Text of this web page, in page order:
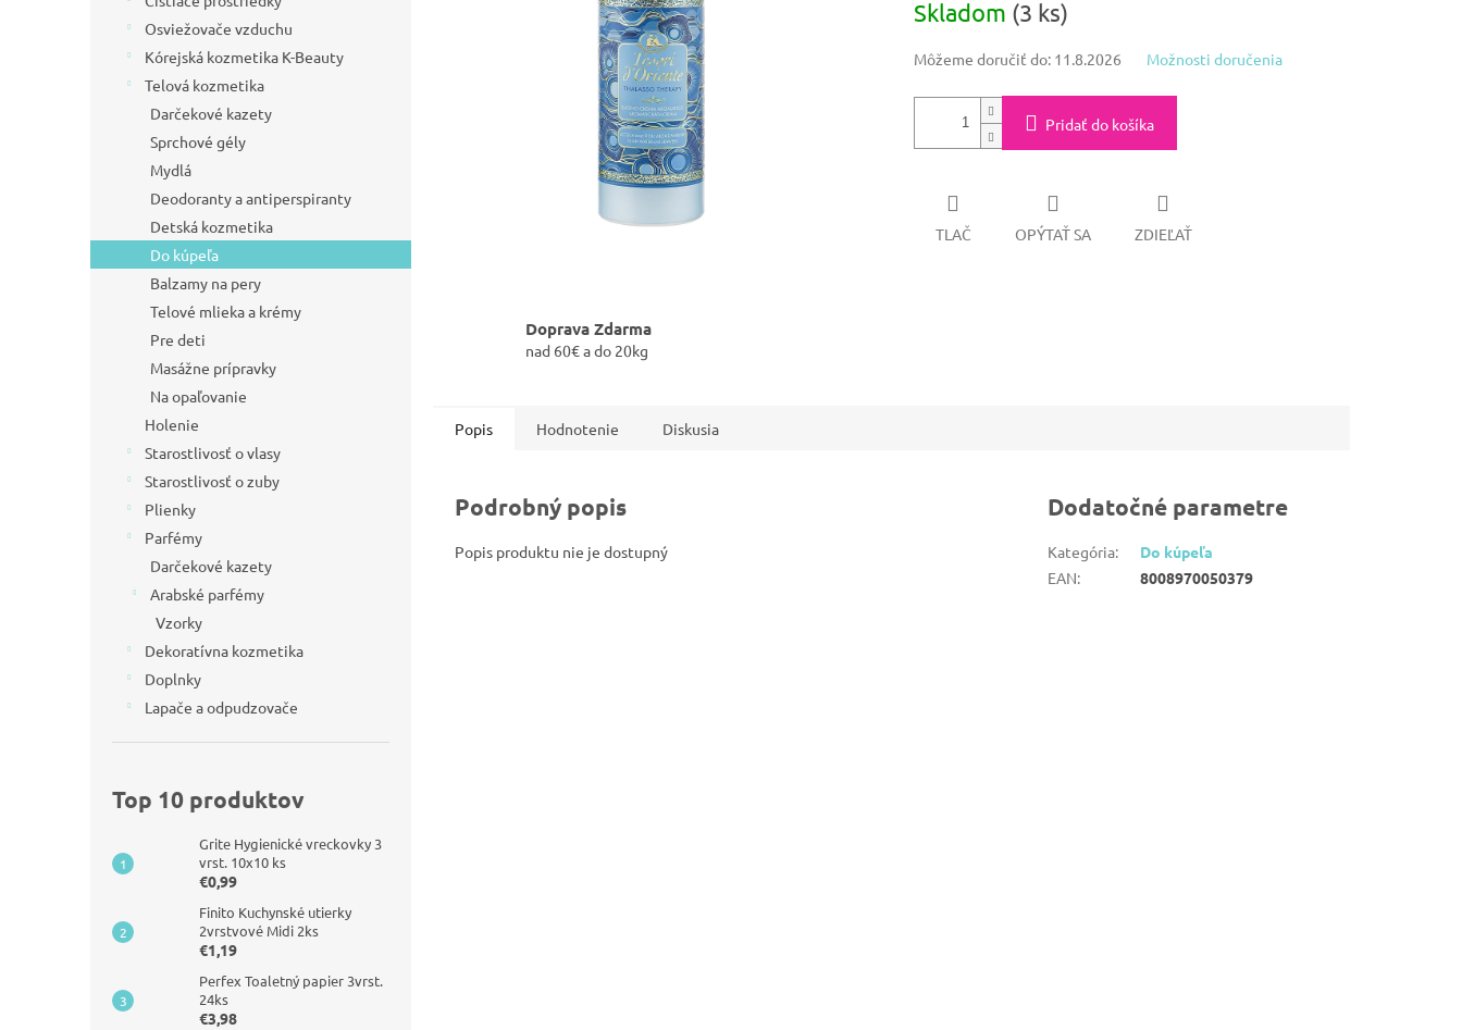
Osviežovače vzduchu
Kórejská kozmetika K-Beauty
Telová kozmetika
Darčekové kazety
Sprchové gély
Mydlá
Deodoranty a antiperspiranty
Detská kozmetika
Do kúpeľa
Balzamy na pery
Telové mlieka a krémy
Pre deti
Masážne prípravky
Na opaľovanie
Holenie
Starostlivosť o vlasy
Starostlivosť o zuby
Plienky
Parfémy
Darčekové kazety
Arabské parfémy
Vzorky
Dekoratívna kozmetika
Doplnky
Lapače a odpudzovače
Top 10 produktov
Grite Hygienické vreckovky 3
vrst. 10x10 ks
€0,99
Finito Kuchynské utierky
2vrstvové Midi 2ks
€1,19
Perfex Toaletný papier 3vrst.
24ks
€3,98
cena:
Skladom (3 ks)
Môžeme doručiť do: 11.8.2026 Možnosti doručenia
Pridať do košíka
TLAČ OPÝTAŤ SA ZDIEĽAŤ
Doprava Zdarma
nad 60€ a do 20kg
Popis Hodnotenie Diskusia
Podrobný popis
Popis produktu nie je dostupný
Dodatočné parametre
Kategória:
Do kúpeľa
EAN: 8008970050379